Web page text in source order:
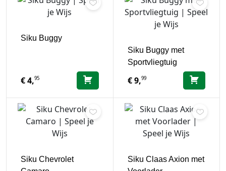
Siku Buggy
€4,95
Siku Buggy met
Sportvliegtuig
€9,99
Siku Chevrolet
Siku Claas Axion met